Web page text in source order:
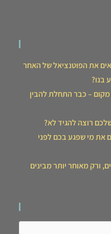
את הפוטנציאל של האחר
בנו?
– כבר התחלת להבין
רוצה להגיד לא?
את מי שפגע בכם לפני
ורק מאוחר יותר מבינים